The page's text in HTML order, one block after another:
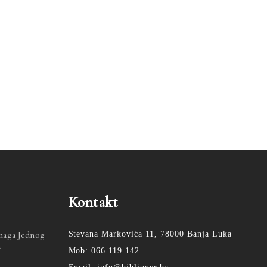
Jednog
Kontakt
Stevana Markovića 11, 78000 Banja Luka
Mob: 066 119 142